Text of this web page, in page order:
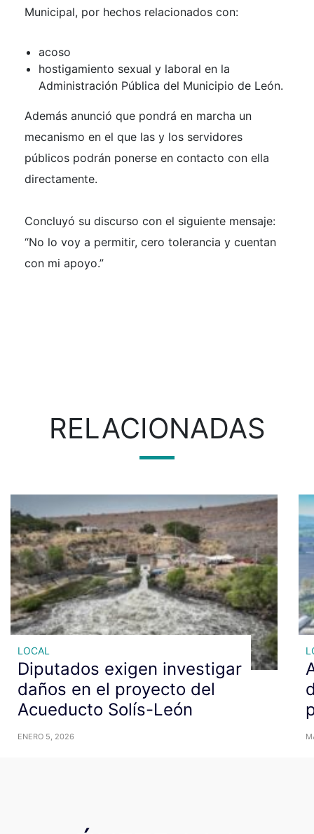
Municipal, por hechos relacionados con:
acoso
hostigamiento sexual y laboral en la
Administración Pública del Municipio de León.
Además anunció que pondrá en marcha un
mecanismo en el que las y los servidores
públicos podrán ponerse en contacto con ella
directamente.
Concluyó su discurso con el siguiente mensaje:
“No lo voy a permitir, cero tolerancia y cuentan
con mi apoyo.”
RELACIONADAS
LOCAL
Diputados exigen investigar
daños en el proyecto del
Acueducto Solís-León
ENERO 5, 2026